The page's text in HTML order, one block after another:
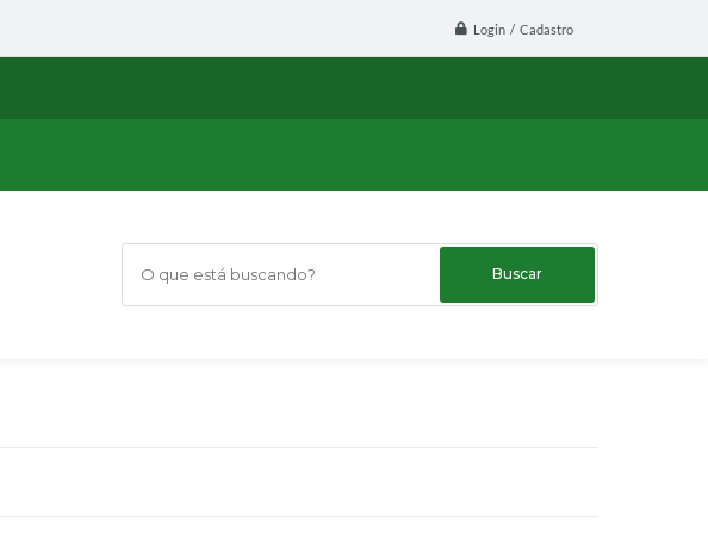
Login / Cadastro
O que está buscando?